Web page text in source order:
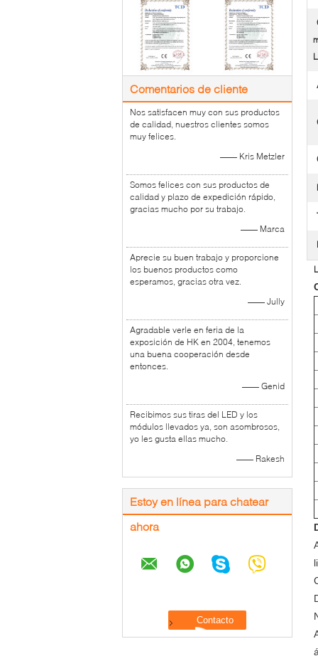
Comentarios de cliente
Nos satisfacen muy con sus productos
de calidad, nuestros clientes somos
muy felices.
—— Kris Metzler
Somos felices con sus productos de
calidad y plazo de expedición rápido,
gracias mucho por su trabajo.
—— Marca
Aprecie su buen trabajo y proporcione
los buenos productos como
esperamos, gracias otra vez.
—— Jully
Agradable verle en feria de la
exposición de HK en 2004, tenemos
una buena cooperación desde
entonces.
—— Genid
Recibimos sus tiras del LED y los
módulos llevados ya, son asombrosos,
yo les gusta ellas mucho.
—— Rakesh
Estoy en línea para chatear
ahora